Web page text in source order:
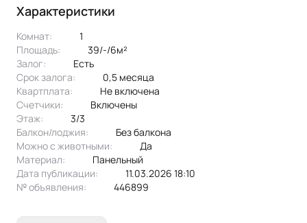
Жильцам предоставляется из мебели: кухонный гарнитур,
диван раскладной, шкаф, cтол, стулья. Из техники:
холодильник, плита, духовка, стиральная машина,
телевизор.
Эксклюзивное предложение!
Характеристики
Комнат:
1
Площадь:
39/-/6м²
Залог:
есть
Срок залога:
0,5 месяца
Квартплата:
не включена
Счетчики:
включены
Этаж:
3/3
Балкон/лоджия:
без балкона
Можно с животными:
да
Материал:
панельный
Дата публикации:
11.03.2026 18:10
№ объявления:
446899